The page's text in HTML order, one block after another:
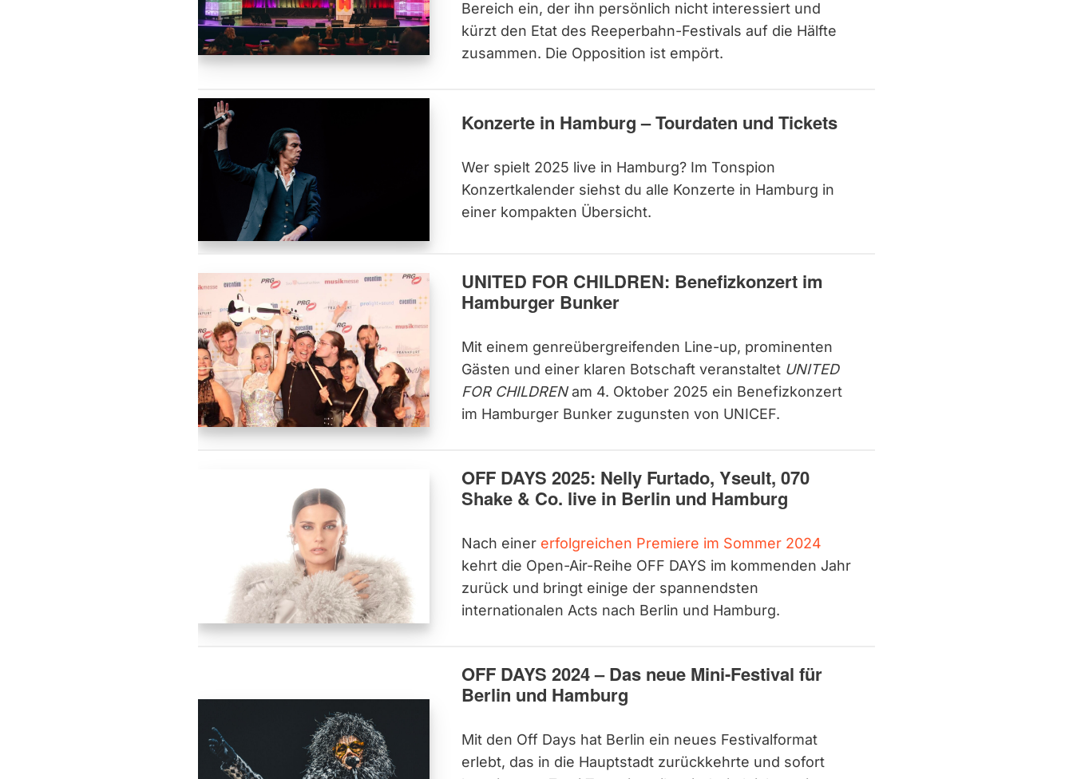
Bereich ein, der ihn persönlich nicht interessiert und
kürzt den Etat des Reeperbahn-Festivals auf die Hälfte
zusammen. Die Opposition ist empört.
Konzerte in Hamburg – Tourdaten und Tickets
Wer spielt 2025 live in Hamburg? Im Tonspion
Konzertkalender siehst du alle Konzerte in Hamburg in
einer kompakten Übersicht.
UNITED FOR CHILDREN: Benefizkonzert im
Hamburger Bunker
Mit einem genreübergreifenden Line-up, prominenten
Gästen und einer klaren Botschaft veranstaltet UNITED
FOR CHILDRENam 4. Oktober 2025 ein Benefizkonzert
im Hamburger Bunker zugunsten von UNICEF.
OFF DAYS 2025: Nelly Furtado, Yseult, 070
Shake & Co. live in Berlin und Hamburg
Nach einer erfolgreichen Premiere im Sommer 2024
kehrt die Open-Air-Reihe OFF DAYS im kommenden Jahr
zurück und bringt einige der spannendsten
internationalen Acts nach Berlin und Hamburg.
OFF DAYS 2024 – Das neue Mini-Festival für
Berlin und Hamburg
Mit den Off Days hat Berlin ein neues Festivalformat
erlebt, das in die Hauptstadt zurückkehrte und sofort